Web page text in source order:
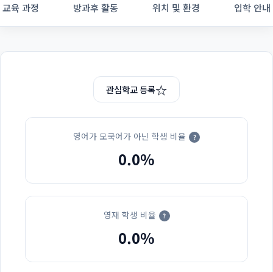
교육 과정 방과후 활동 위치 및 환경 입학 안내
관심학교 등록☆
영어가 모국어가 아닌 학생 비율 ?
0.0%
영재 학생 비율 ?
0.0%